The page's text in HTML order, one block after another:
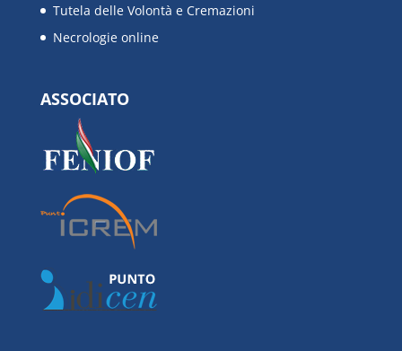
Tutela delle Volontà e Cremazioni
Necrologie online
ASSOCIATO